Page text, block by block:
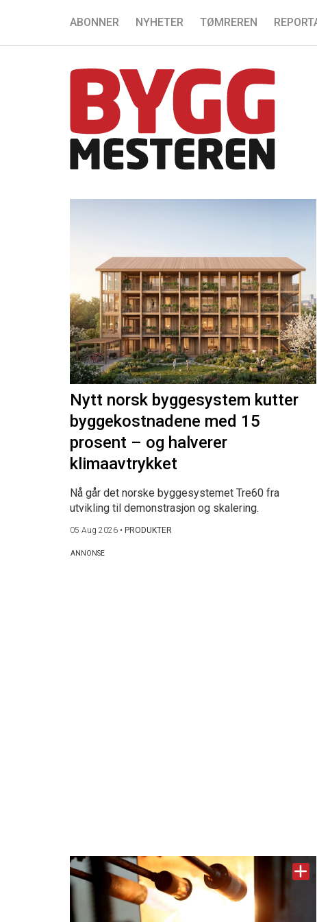
ABONNER NYHETER TØMREREN
Nytt norsk byggesystem kutter
byggekostnadene med 15
prosent – og halverer
klimaavtrykket
Nå går det norske byggesystemet Tre60 fra
utvikling til demonstrasjon og skalering.
05 Aug 2026 • PRODUKTER